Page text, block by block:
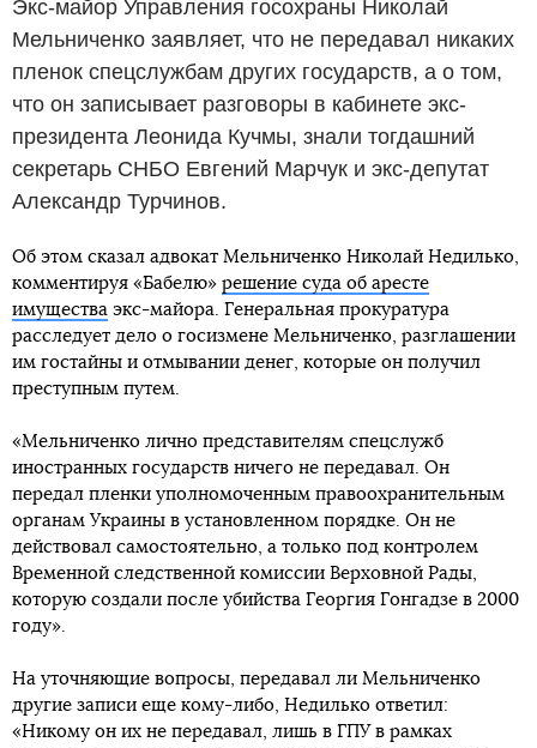
Экс-майор Управления госохраны Николай
Мельниченко заявляет, что не передавал никаких
пленок спецслужбам других государств, а о том,
что он записывает разговоры в кабинете экс-
президента Леонида Кучмы, знали тогдашний
секретарь СНБО Евгений Марчук и экс-депутат
Александр Турчинов.
Об этом сказал адвокат Мельниченко Николай Недилько,
комментируя «Бабелю» решение суда об аресте
имущества экс-майора. Генеральная прокуратура
расследует дело о госизмене Мельниченко, разглашении
им гостайны и отмывании денег, которые он получил
преступным путем.
«Мельниченко лично представителям спецслужб
иностранных государств ничего не передавал. Он
передал пленки уполномоченным правоохранительным
органам Украины в установленном порядке. Он не
действовал самостоятельно, а только под контролем
Временной следственной комиссии Верховной Рады,
которую создали после убийства Георгия Гонгадзе в 2000
году».
На уточняющие вопросы, передавал ли Мельниченко
другие записи еще кому-либо, Недилько ответил:
«Никому он их не передавал, лишь в ГПУ в рамках